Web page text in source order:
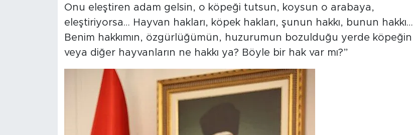
Onu eleştiren adam gelsin, o köpeği tutsun, koysun o arabaya,
eleştiriyorsa… Hayvan hakları, köpek hakları, şunun hakkı, bunun hakkı…
Benim hakkımın, özgürlüğümün, huzurumun bozulduğu yerde köpeğin
veya diğer hayvanların ne hakkı ya? Böyle bir hak var mı?”